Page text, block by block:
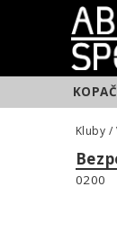
Kluby /
0200